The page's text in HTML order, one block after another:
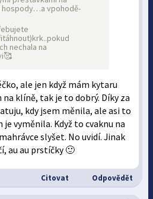
hospody…a vpohodě-
nechala na
ale jen když mám kytaru
na klíně, tak je to dobrý. Díky za
kdy jsem měnila, ale asi to
je vyměnila. Když to cvaknu na
slyšet. No uvidí. Jinak
au au prstíčky 🙂
Citovat Odpovědět